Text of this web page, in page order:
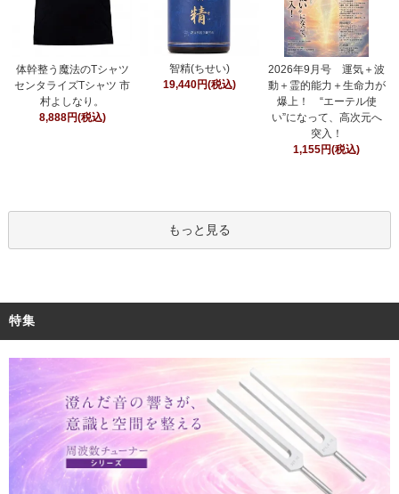
体幹整う魔法のTシャツ
センタライズTシャツ 市
村よしなり。
8,888円(税込)
智精(ちせい)
19,440円(税込)
2026年9月号 運気＋波
動＋霊的能力＋生命力が
爆上！ “エーテル使
い”になって、高次元へ
突入！
1,155円(税込)
もっと見る
特集